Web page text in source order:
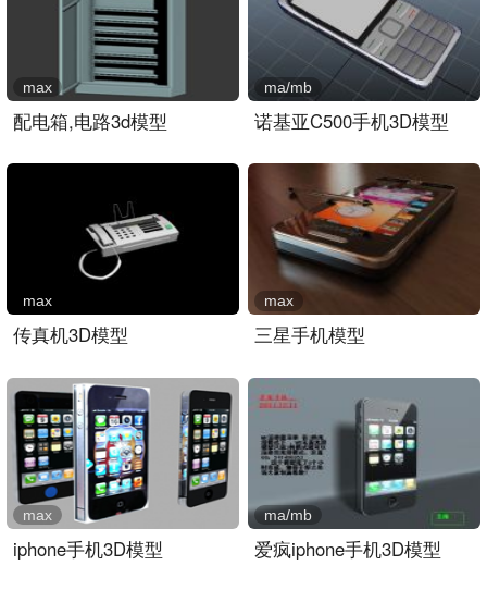
配电箱,电路3d模型
max
诺基亚C500手机3D模型
ma/mb
传真机3D模型
max
三星手机模型
max
iphone手机3D模型
max
爱疯iphone手机3D模型
ma/mb